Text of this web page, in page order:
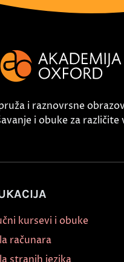
i raznovrsne
i obuke za različite
kursevi i obuke
računara